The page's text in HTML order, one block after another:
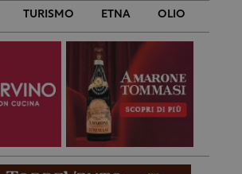
TURISMO ETNA OLIO